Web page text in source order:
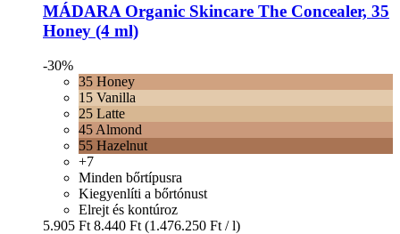
MÁDARA Organic Skincare The Concealer, 35
Honey (4 ml)
-30%
35 Honey
15 Vanilla
25 Latte
45 Almond
55 Hazelnut
+7
Minden bőrtípusra
Kiegyenlíti a bőrtónust
Elrejt és kontúroz
5.905 Ft 8.440 Ft (1.476.250 Ft / l)